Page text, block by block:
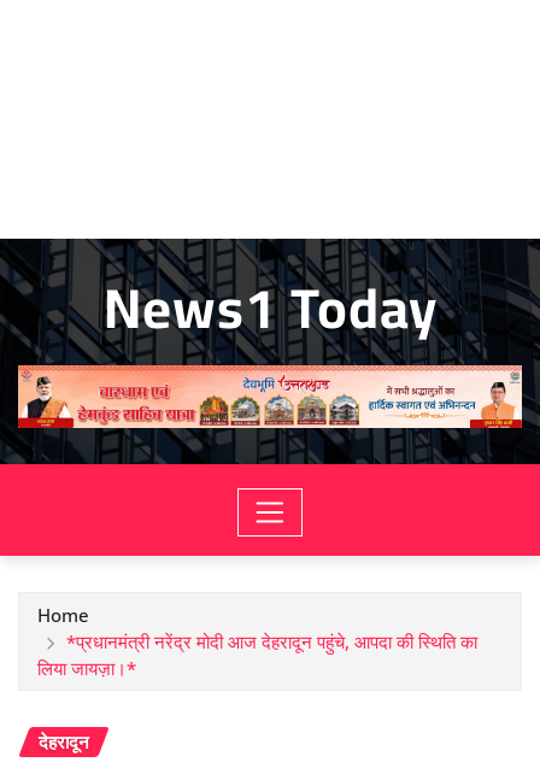
News1 Today
Home
*प्रधानमंत्री नरेंद्र मोदी आज देहरादून पहुंचे, आपदा की स्थिति का
लिया जायज़ा।*
देहरादून